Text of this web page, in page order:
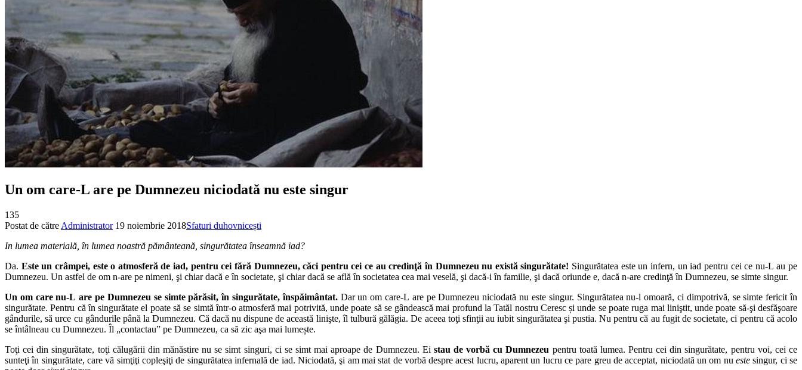
Un om care-L are pe Dumnezeu niciodată nu este singur
135
Postat de către Administrator 19 noiembrie 2018Sfaturi duhovnicești
In lumea materială, în lumea noastră pământeană, singurătatea înseamnă iad?
Da. Este un crâmpei, este o atmosferă de iad, pentru cei fără Dumnezeu, căci pentru cei ce au credinţă în Dumnezeu nu există singurătate! Singurătatea este un infern, un iad pentru cei ce nu-L au pe
Dumnezeu. Un astfel de om n-are pe nimeni, şi chiar dacă e în societate, şi chiar dacă se află în societatea cea mai veselă, şi dacă-i în familie, şi dacă oriunde e, dacă n-are credinţă în Dumnezeu, se simte singur.
Un om care nu-L are pe Dumnezeu se simte părăsit, în singurătate, înspăimântat.Dar un om care-L are pe Dumnezeu niciodată nu este singur. Singurătatea nu-l omoară, ci dimpotrivă, se simte fericit în
singurătate. Pentru că în singurătate el poate să se simtă într-o atmosferă mai potrivită, unde poate să se gândească mai profund la Tatăl nostru Ceresc și unde se poate ruga mai liniştit, unde poate să-şi desfăşoare
gândurile, să urce cu gândurile până la Dumnezeu. Că dacă nu dispune de această linişte, îl tulbură gălăgia. De aceea toţi sfinţii au iubit singurătatea şi pustia. Nu pentru că au fugit de societate, ci pentru că acolo
se întâlneau cu Dumnezeu. Îl „contactau” pe Dumnezeu, ca să zic aşa mai lumește.
Toţi cei din singurătate, toţi călugării din mănăstire nu se simt singuri, ci se simt mai aproape de Dumnezeu. Ei stau de vorbă cu Dumnezeu pentru toată lumea. Pentru cei din singurătate, pentru voi, cei ce
sunteţi în singurătate, care vă simţiţi copleşiţi de singurătatea infernală de iad. Niciodată, şi am mai stat de vorbă despre acest lucru, aparent un lucru ce pare greu de acceptat, niciodată un om nuestesingur, ci se